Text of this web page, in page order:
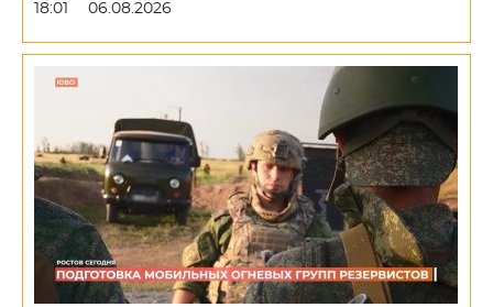
18:01 06.08.2026